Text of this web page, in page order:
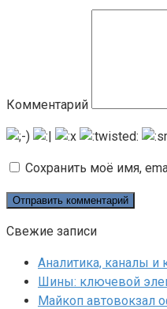
Комментарий
Сохранить моё имя,
Свежие записи
Аналитика, каналы и
Шины: ключевой
Майкоп автовокзал